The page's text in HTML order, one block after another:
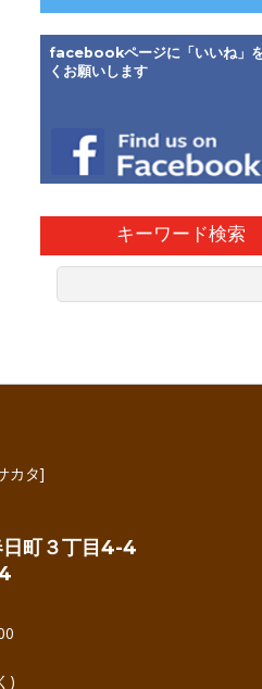
facebookページに「いいね」
くお願いします
キーワード検索
カタ]
日町３丁目4-4
)